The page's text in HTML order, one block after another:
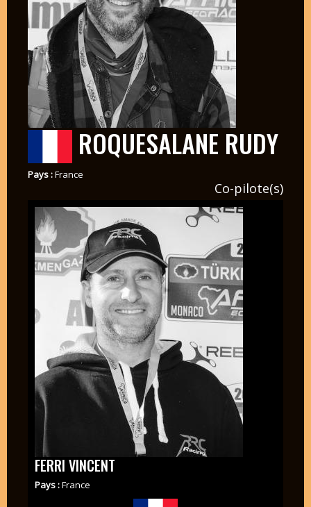
ROQUESALANE RUDY
Pays :France
Co-pilote(s)
FERRI VINCENT
Pays :France